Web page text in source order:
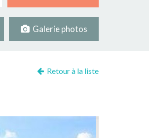
Galerie photos
Retour à la liste